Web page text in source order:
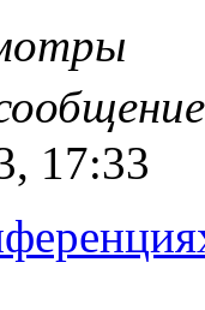
17:33